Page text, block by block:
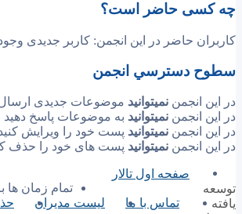
چه کسی حاضر است؟
کاربران حاضر در این انجمن: کاربر جدیدی وجود ندارد.
سطوح دسترسي انجمن
در این انجمن نمیتوانید موضوعات جدیدی ارسال
در این انجمن نمیتوانید به موضوعات پاسخ دهید
در این انجمن نمیتوانید پست خود را ویرایش
در این انجمن نمیتوانید پست های خود را حذف
صفحه اول تالار
تمام زمان ها
لیست مدیران تماس با ما
توسعه
یافته